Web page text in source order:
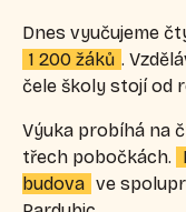
Dnes vyučujeme
1 200 žáků .
čele školy stojí od
Výuka probíhá na
třech pobočkách.
budova ve